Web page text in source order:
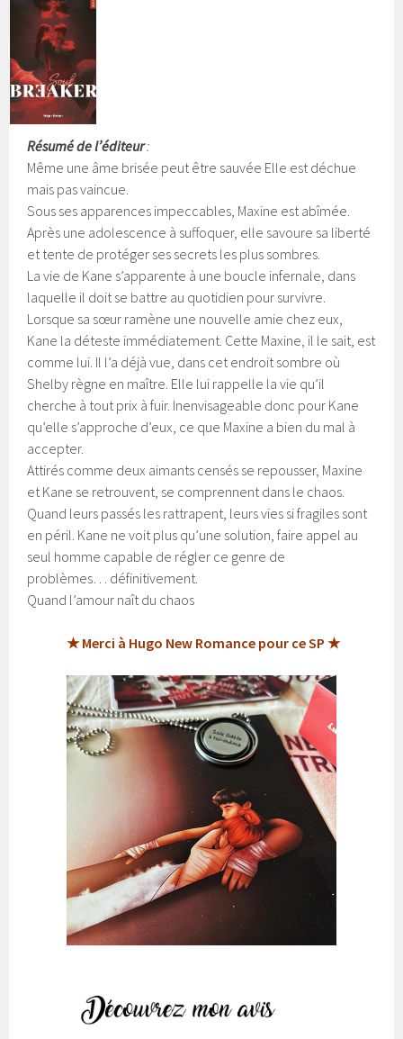
Résumé de l’éditeur:
Même une âme brisée peut être sauvée Elle est déchue
mais pas vaincue.
Sous ses apparences impeccables, Maxine est abîmée.
Après une adolescence à suffoquer, elle savoure sa liberté
et tente de protéger ses secrets les plus sombres.
La vie de Kane s’apparente à une boucle infernale, dans
laquelle il doit se battre au quotidien pour survivre.
Lorsque sa sœur ramène une nouvelle amie chez eux,
Kane la déteste immédiatement. Cette Maxine, il le sait, est
comme lui. Il l’a déjà vue, dans cet endroit sombre où
Shelby règne en maître. Elle lui rappelle la vie qu’il
cherche à tout prix à fuir. Inenvisageable donc pour Kane
qu’elle s’approche d’eux, ce que Maxine a bien du mal à
accepter.
Attirés comme deux aimants censés se repousser, Maxine
et Kane se retrouvent, se comprennent dans le chaos.
Quand leurs passés les rattrapent, leurs vies si fragiles sont
en péril. Kane ne voit plus qu’une solution, faire appel au
seul homme capable de régler ce genre de
problèmes… définitivement.
Quand l’amour naît du chaos
★ Merci à Hugo New Romance pour ce SP ★